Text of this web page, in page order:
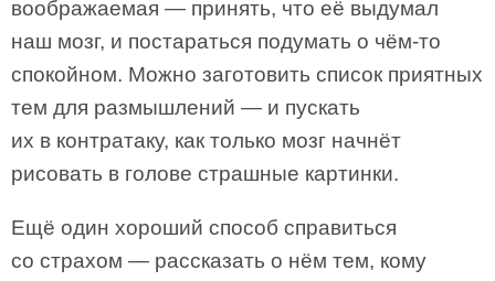
воображаемая — принять, что её выдумал
наш мозг, и постараться подумать о чём-то
спокойном. Можно заготовить список приятных
тем для размышлений — и пускать
их в контратаку, как только мозг начнёт
рисовать в голове страшные картинки.
Ещё один хороший способ справиться
со страхом — рассказать о нём тем, кому